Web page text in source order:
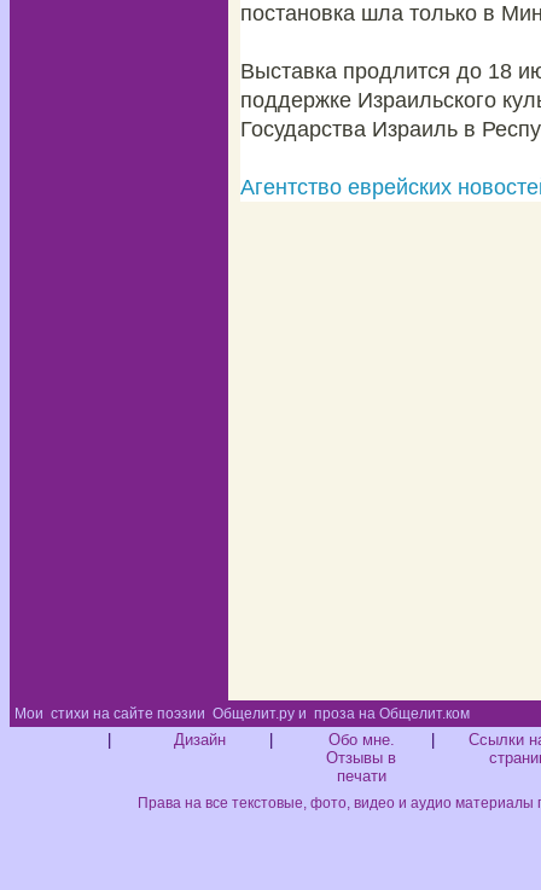
постановка шла только в
Выставка продлится до 18
поддержке Израильского
Государства Израиль в
Агентство еврейских
Мои стихи на сайте поэзии Общелит.ру и проза на Общелит.ком
Дизайн
Обо мне.
Отзывы в
печати
Ссылки
Права на все текстовые, фото, видео и аудио